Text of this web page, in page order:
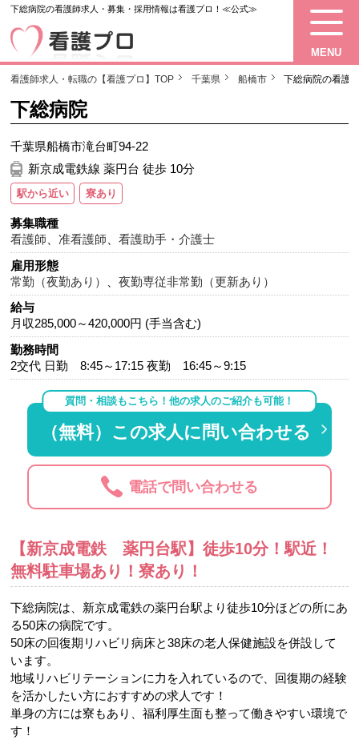
下総病院の看護師求人・募集・採用情報は看護プロ！≪公式≫
MENU
看護師求人・転職の【看護プロ】TOP 千葉県 船橋市 下総病院の看護
下総病院
千葉県船橋市滝台町94-22
新京成電鉄線 薬円台 徒歩 10分
駅から近い 寮あり
募集職種
看護師 、准看護師 、看護助手・介護士
雇用形態
常勤（夜勤あり）
、夜勤専従非常勤（更新あり）
給与
月収285,000～420,000円 (手当含む)
勤務時間
2交代 日勤 8:45～17:15 夜勤 16:45～9:15
質問・相談もこちら！他の求人のご紹介も可能！
（無料）この求人に問い合わせる
電話で問い合わせる
【新京成電鉄 薬円台駅】徒歩10分！駅近！
無料駐車場あり！寮あり！
下総病院は、新京成電鉄の薬円台駅より徒歩10分ほどの所にあ
る50床の病院です。
50床の回復期リハビリ病床と38床の老人保健施設を併設して
います。
地域リハビリテーションに力を入れているので、回復期の経験
を活かしたい方におすすめの求人です！
単身の方には寮もあり、福利厚生面も整って働きやすい環境で
す！